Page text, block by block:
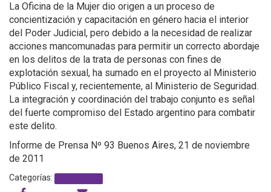
La Oficina de la Mujer dio origen a un proceso de
concientización y capacitación en género hacia el interior
del Poder Judicial, pero debido a la necesidad de realizar
acciones mancomunadas para permitir un correcto abordaje
en los delitos de la trata de personas con fines de
explotación sexual, ha sumado en el proyecto al Ministerio
Público Fiscal y, recientemente, al Ministerio de Seguridad.
La integración y coordinación del trabajo conjunto es señal
del fuerte compromiso del Estado argentino para combatir
este delito.
Informe de Prensa Nº 93 Buenos Aires, 21 de noviembre
de 2011
Categorías: